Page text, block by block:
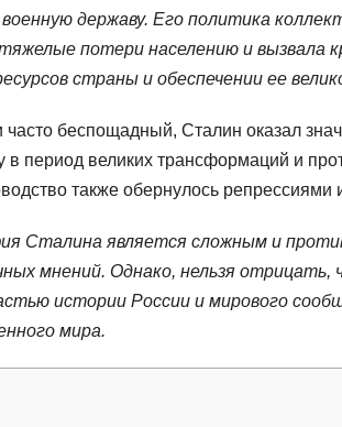
державу. Его политика
потери населению и
страны и обеспечении ее
беспощадный, Сталин оказал
в период великих трансформаций и
также обернулось
Сталина является сложным и
мнений. Однако, нельзя
истории России и мирового
мира.